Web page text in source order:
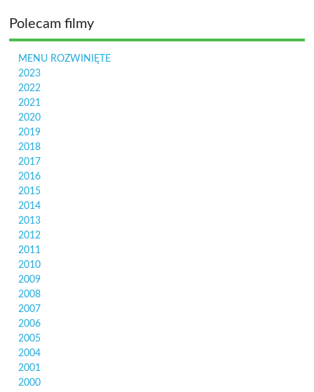
Polecam filmy
MENU ROZWINIĘTE
2023
2022
2021
2020
2019
2018
2017
2016
2015
2014
2013
2012
2011
2010
2009
2008
2007
2006
2005
2004
2001
2000